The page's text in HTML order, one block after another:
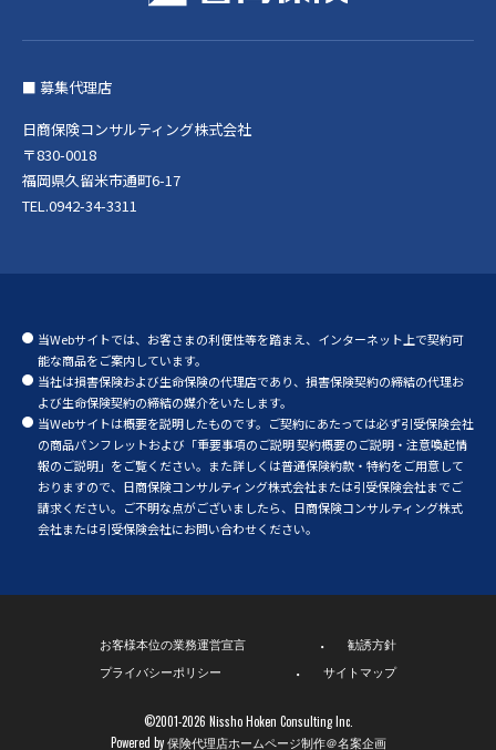
■ 募集代理店
日商保険コンサルティング株式会社
〒830-0018
福岡県久留米市通町6-17
TEL.0942-34-3311
当Webサイトでは、お客さまの利便性等を踏まえ、インターネット上で契約可
能な商品をご案内しています。
当社は損害保険および生命保険の代理店であり、損害保険契約の締結の代理お
よび生命保険契約の締結の媒介をいたします。
当Webサイトは概要を説明したものです。ご契約にあたっては必ず引受保険会社
の商品パンフレットおよび「重要事項のご説明 契約概要のご説明・注意喚起情
報のご説明」をご覧ください。また詳しくは普通保険約款・特約をご用意して
おりますので、日商保険コンサルティング株式会社または引受保険会社までご
請求ください。ご不明な点がございましたら、日商保険コンサルティング株式
会社または引受保険会社にお問い合わせください。
お客様本位の業務運営宣言
勧誘方針
プライバシーポリシー
サイトマップ
©2001-2026 Nissho Hoken Consulting Inc.
Powered by 保険代理店ホームページ制作＠名案企画